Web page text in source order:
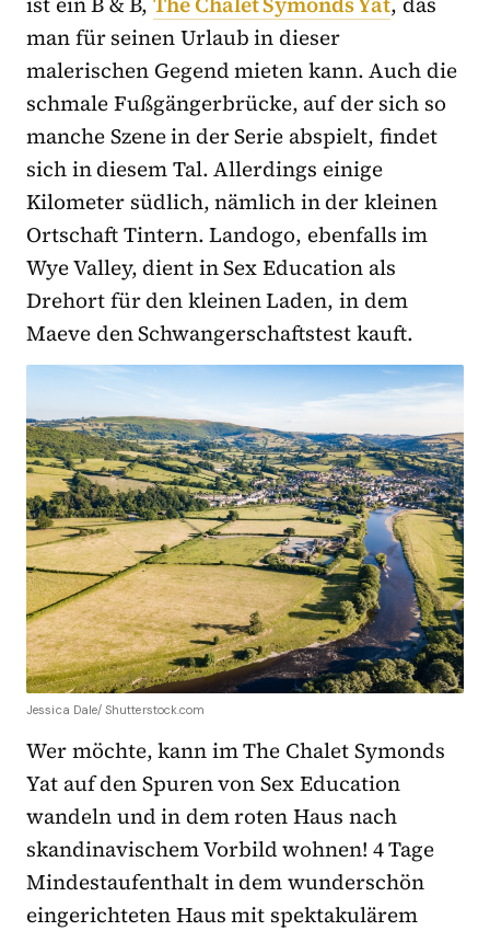
man für seinen Urlaub in dieser
malerischen Gegend mieten kann. Auch die
schmale Fußgängerbrücke, auf der sich so
manche Szene in der Serie abspielt, findet
sich in diesem Tal. Allerdings einige
Kilometer südlich, nämlich in der kleinen
Ortschaft Tintern. Landogo, ebenfalls im
Wye Valley, dient in Sex Education als
Drehort für den kleinen Laden, in dem
Maeve den Schwangerschaftstest kauft.
Jessica Dale/ Shutterstock.com
Wer möchte, kann im The Chalet Symonds
Yat auf den Spuren von Sex Education
wandeln und in dem roten Haus nach
skandinavischem Vorbild wohnen! 4 Tage
Mindestaufenthalt in dem wunderschön
eingerichteten Haus mit spektakulärem